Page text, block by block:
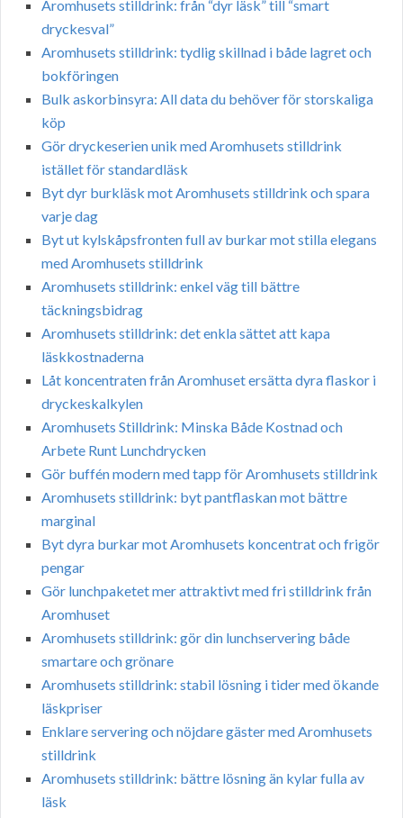
Aromhusets stilldrink: från “dyr läsk” till “smart
dryckesval”
Aromhusets stilldrink: tydlig skillnad i både lagret och
bokföringen
Bulk askorbinsyra: All data du behöver för storskaliga
köp
Gör dryckeserien unik med Aromhusets stilldrink
istället för standardläsk
Byt dyr burkläsk mot Aromhusets stilldrink och spara
varje dag
Byt ut kylskåpsfronten full av burkar mot stilla elegans
med Aromhusets stilldrink
Aromhusets stilldrink: enkel väg till bättre
täckningsbidrag
Aromhusets stilldrink: det enkla sättet att kapa
läskkostnaderna
Låt koncentraten från Aromhuset ersätta dyra flaskor i
dryckeskalkylen
Aromhusets Stilldrink: Minska Både Kostnad och
Arbete Runt Lunchdrycken
Gör buffén modern med tapp för Aromhusets stilldrink
Aromhusets stilldrink: byt pantflaskan mot bättre
marginal
Byt dyra burkar mot Aromhusets koncentrat och frigör
pengar
Gör lunchpaketet mer attraktivt med fri stilldrink från
Aromhuset
Aromhusets stilldrink: gör din lunchservering både
smartare och grönare
Aromhusets stilldrink: stabil lösning i tider med ökande
läskpriser
Enklare servering och nöjdare gäster med Aromhusets
stilldrink
Aromhusets stilldrink: bättre lösning än kylar fulla av
läsk